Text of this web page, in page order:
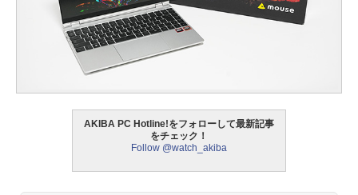
AKIBA PC Hotline!をフォローして最新記事
をチェック！
Follow @watch_akiba